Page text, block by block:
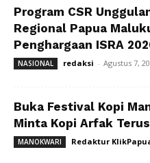
Program CSR
Regional Papua
Penghargaan ISRA
NASIONAL redaksi - Agustus 7,
Buka Festival Kopi
Minta Kopi Arfak
MANOKWARI Redaktur